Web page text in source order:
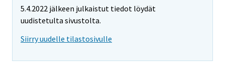
5.4.2022 jälkeen julkaistut tiedot löydät
uudistetulta sivustolta.
Siirry uudelle tilastosivulle